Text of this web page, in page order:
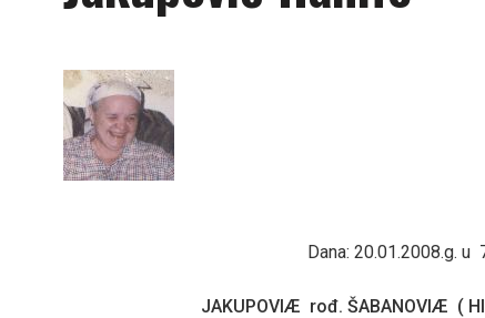
Dana: 20.01.2008.g. u
JAKUPOVIÆ rođ. ŠABANOVIÆ (